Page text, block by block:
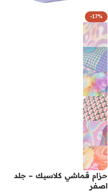
-17%
حزام قماشي كلاسيك – جلد
اصفر